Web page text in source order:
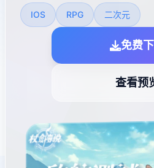
IOS RPG 二次元
免费
查看预